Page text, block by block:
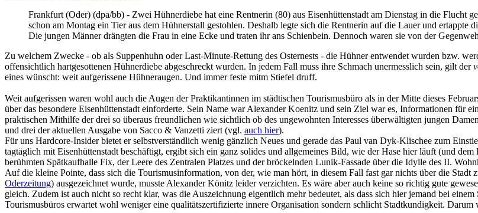
Frankfurt (Oder) (dpa/bb) - Zwei Hühnerdiebe hat eine Rentnerin (80) aus Eisenhüttenstadt am Dienstag in die Flucht
schon am Montag ein Tier aus dem Hühnerstall gestohlen. Deshalb legte sich die Rentnerin auf die Lauer und ertappte
Die jungen Männer drängten die Frau in eine Ecke und traten ihr ans Schienbein. Dennoch waren sie von der
Zu welchem Zwecke - ob als Suppenhuhn oder Last-Minute-Rettung des Osternests - die Hühner entwendet wurden bzw.
offensichtlich hartgesottenen Hühnerdiebe abgeschreckt wurden. In jedem Fall muss ihre Schmach unermesslich sein, gilt der
eines wünscht: weit aufgerissene Hühneraugen. Und immer feste mitm Stiefel druff.
Weit aufgerissen waren wohl auch die Augen der Praktikantinnen im städtischen Tourismusbüro als in der Mitte dieses
über das besondere Eisenhüttenstadt einforderte. Sein Name war Alexander Koenitz und sein Ziel war es, Informationen für
praktischen Mithilfe der drei so überaus freundlichen wie sichtlich ob des ungewohnten Interesses überwältigten jungen
und drei der aktuellen Ausgabe von Sacco & Vanzetti ziert (vgl. auch hier).
Für uns Hardcore-Insider bietet er selbstverständlich wenig gänzlich Neues und gerade das Paul van Dyk-Klischee zum
tagtäglich mit Eisenhüttenstadt beschäftigt, ergibt sich ein ganz solides und allgemeines Bild, wie der Hase hier läuft (und
berühmten Spätkaufhalle Fix, der Leere des Zentralen Platzes und der bröckelnden Lunik-Fassade über die Idylle des II.
Auf die kleine Pointe, dass sich die Tourismusinformation, von der, wie man hört, in diesem Fall fast gar nichts über die Stadt
Oderzeitung) ausgezeichnet wurde, musste Alexander Könitz leider verzichten. Es wäre aber auch keine so richtig gute
gleich. Zudem ist auch nicht so recht klar, was die Auszeichnung eigentlich mehr bedeutet, als dass sich hier jemand bei
Tourismusbüros erwartet wohl weniger eine qualitätszertifizierte innere Organisation sondern schlicht Stadtkundigkeit.